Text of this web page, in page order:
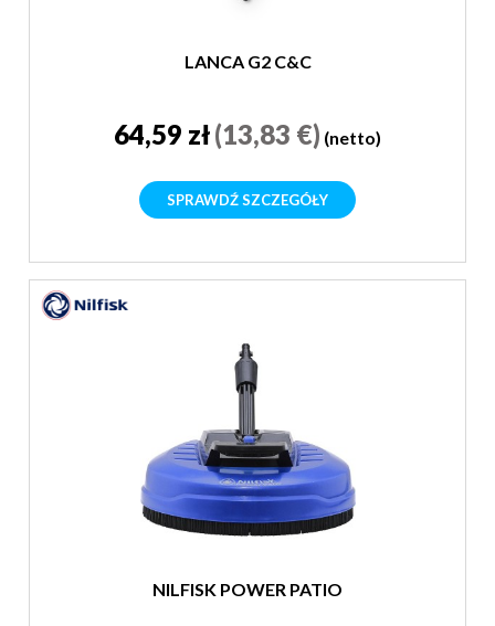
LANCA G2 C&C
64,59 zł(13,83 €) (netto)
SPRAWDŹ SZCZEGÓŁY
NILFISK POWER PATIO